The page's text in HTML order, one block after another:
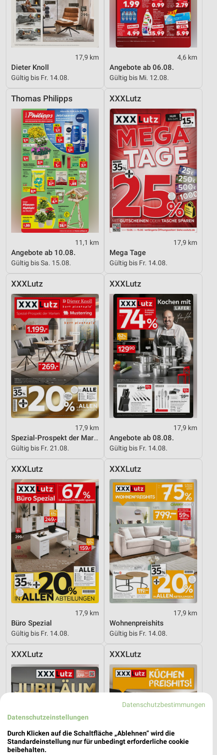
17,9 km
Dieter Knoll
Gültig bis Fr. 14.08.
4,6 km
Angebote ab 06.08.
Gültig bis Mi. 12.08.
Thomas Philipps
11,1 km
Angebote ab 10.08.
Gültig bis Sa. 15.08.
XXXLutz
17,9 km
Mega Tage
Gültig bis Fr. 14.08.
XXXLutz
17,9 km
Spezial-Prospekt der Marken
Gültig bis Fr. 21.08.
XXXLutz
17,9 km
Angebote ab 08.08.
Gültig bis Fr. 14.08.
XXXLutz
17,9 km
Büro Spezial
Gültig bis Fr. 14.08.
XXXLutz
17,9 km
Wohnenpreishits
Gültig bis Fr. 14.08.
XXXLutz XXXLutz
Datenschutzbestimmungen
Datenschutzeinstellungen
Durch Klicken auf die Schaltfläche „Ablehnen“ wird die
Standardeinstellung nur für unbedingt erforderliche cookie
beibehalten.